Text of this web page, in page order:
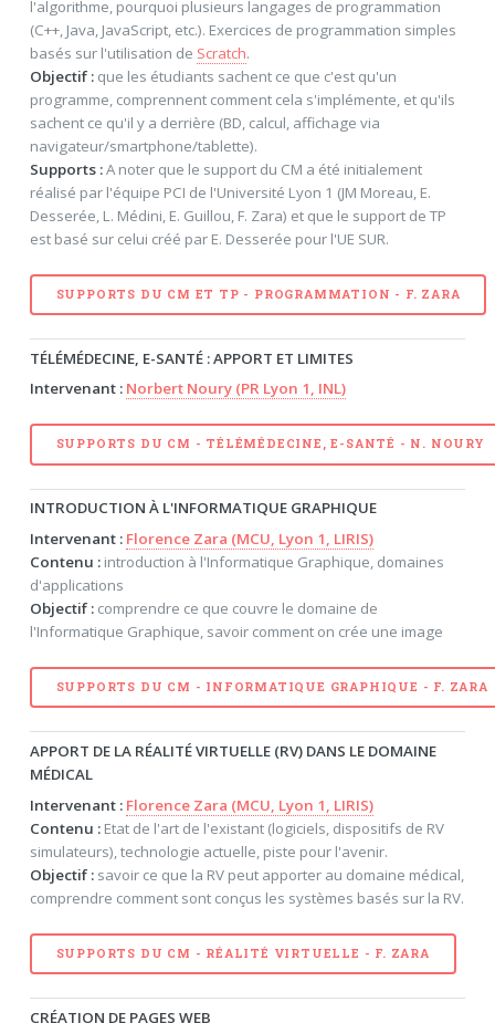
l'algorithme, pourquoi plusieurs langages de programmation
(C++, Java, JavaScript, etc.). Exercices de programmation simples
basés sur l'utilisation de Scratch.
Objectif :que les étudiants sachent ce que c'est qu'un
programme, comprennent comment cela s'implémente, et qu'ils
sachent ce qu'il y a derrière (BD, calcul, affichage via
navigateur/smartphone/tablette).
Supports :A noter que le support du CM a été initialement
réalisé par l'équipe PCI de l'Université Lyon 1 (JM Moreau, E.
Desserée, L. Médini, E. Guillou, F. Zara) et que le support de TP
est basé sur celui créé par E. Desserée pour l'UE SUR.
SUPPORTS DU CM ET TP - PROGRAMMATION - F. ZARA
TÉLÉMÉDECINE, E-SANTÉ : APPORT ET LIMITES
Intervenant : Norbert Noury (PR Lyon 1, INL)
SUPPORTS DU CM - TÉLÉMÉDECINE, E-SANTÉ - N. NOURY
INTRODUCTION À L'INFORMATIQUE GRAPHIQUE
Intervenant : Florence Zara (MCU, Lyon 1, LIRIS)
Contenu :introduction à l'Informatique Graphique, domaines
d'applications
Objectif :comprendre ce que couvre le domaine de
l'Informatique Graphique, savoir comment on crée une image
SUPPORTS DU CM - INFORMATIQUE GRAPHIQUE - F. ZARA
APPORT DE LA RÉALITÉ VIRTUELLE (RV) DANS LE DOMAINE
MÉDICAL
Intervenant : Florence Zara (MCU, Lyon 1, LIRIS)
Contenu :Etat de l'art de l'existant (logiciels, dispositifs de RV
simulateurs), technologie actuelle, piste pour l'avenir.
Objectif :savoir ce que la RV peut apporter au domaine médical,
comprendre comment sont conçus les systèmes basés sur la RV.
SUPPORTS DU CM - RÉALITÉ VIRTUELLE - F. ZARA
CRÉATION DE PAGES WEB